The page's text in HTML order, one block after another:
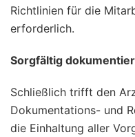
Richtlinien für die
erforderlich.
Sorgfältig
Schließlich trifft den
Dokumentations- und
die Einhaltung aller